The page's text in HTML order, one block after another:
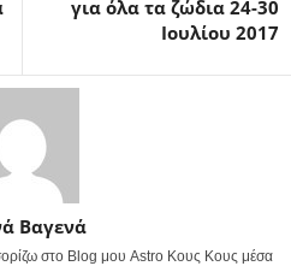
για όλα τα ζώδια 24-30
Ιουλίου 2017
Βαγενά
στο Blog μου Astro Κους Κους μέσα